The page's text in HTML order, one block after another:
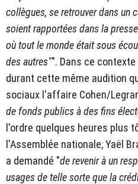
collègues, se retrouver dans un
soient rapportées dans la
où tout le monde était sous
des autres"". Dans ce
durant cette même audition
sociaux l'affaire Cohen/
de fonds publics à des fins
l'ordre quelques heures plus
l'Assemblée nationale, Yaël
a demandé "de revenir à un
usages de telle sorte que la